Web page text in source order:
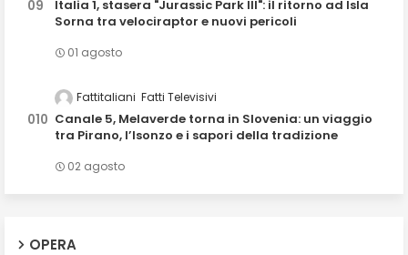
Italia 1, stasera "Jurassic Park III": il ritorno ad Isla
Sorna tra velociraptor e nuovi pericoli
01 agosto
Fattitaliani Fatti Televisivi
Canale 5, Melaverde torna in Slovenia: un viaggio
tra Pirano, l’Isonzo e i sapori della tradizione
02 agosto
OPERA